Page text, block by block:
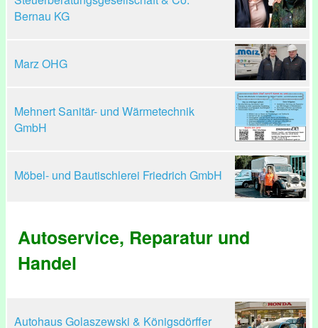
Bernau KG
Marz OHG
Mehnert Sanitär- und Wärmetechnik
GmbH
Möbel- und Bautischlerei Friedrich GmbH
Autoservice, Reparatur und
Handel
Autohaus Golaszewski & Königsdörffer